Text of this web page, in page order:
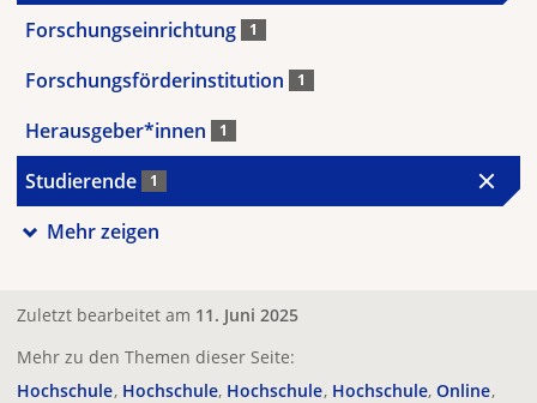
Forschungseinrichtung 1
Forschungsförderinstitution 1
Herausgeber*innen 1
Studierende 1
Mehr zeigen
Zuletzt bearbeitet am 11. Juni 2025
Mehr zu den Themen dieser Seite:
Hochschule Hochschule Hochschule Hochschule Online